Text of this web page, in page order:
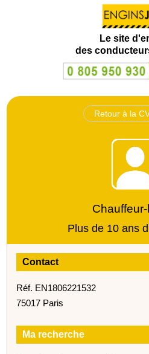
Le site
des
Retour à la
Plus de 10 ans
Contact
Réf. EN1806221532
75017 Paris
Ma recherche